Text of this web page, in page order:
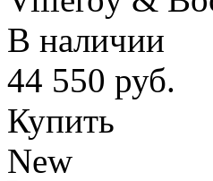
В наличии
44 550 руб.
Купить
New